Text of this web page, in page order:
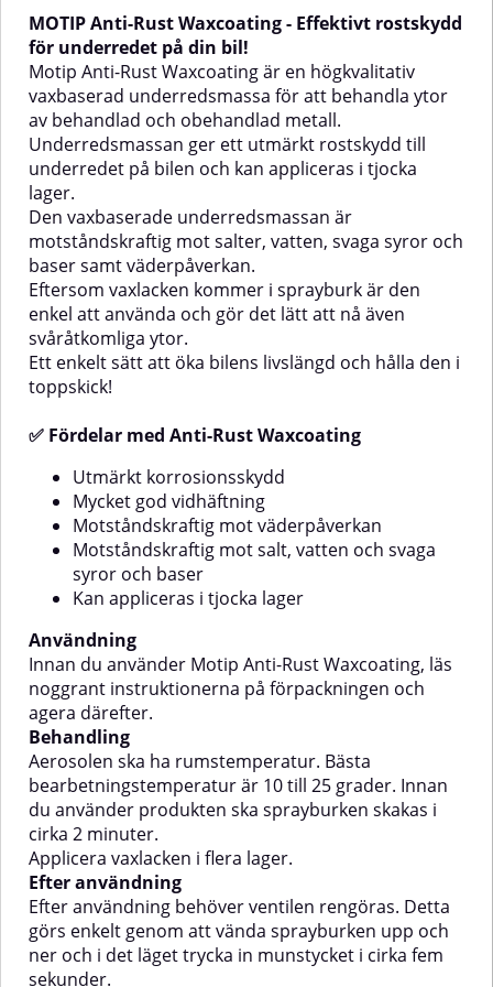
fukt, smuts och vägpåverkan kan
orsaka skador.Sprayformen gör
appliceringen enkel och smidig,
oavsett om det gäller nya eller
äldre fordon. När produkten har
torkat bildar den en flexibel och
slitstark beläggning som inte
spricker eller flagnar under
normala förhållanden.✅
FördelarEffektivt rost- och
korrosionsskyddLjuddämpande
egenskaper för tystare
körningVattentålig – skyddar mot
fukt och smutsFlexibel och
slitstark beläggningEnkel
applicering i praktisk
sprayformAnvändningsområdenBilar
och transportfordonLastbilar och
släpOffroad-fordonMaskiner och
utrustning utsatta för väder och
Undercoating får du en stark,
skyddsbarriär som förlänger
livslängden på fordonets
underrede.
reparation och förebyggande
bara skydd mot stenskott, utan
fungerar även som ett effektivt
rostskydd. Den är dessutom
resistent mot svaga syror och
baser, väderbeständig och
ljudabsorberande – samtidigt
som den behåller sin flexibilitet
överlackeras med alla
lacksystemFörblir flexibel även
vidhäftning på olika
underlagEffektivt
korrosionsskyddMotståndskraftig
mot svaga syror och
skydd av bilens underrede,
mot stenskott, rost och
slitage.AnvändningLäs noga
instruktionerna på
förpackningen.Avlägsna löst lack
och rost, slipa och rengör ytan
burken i minst 2 minuter. Spraya
Kan överlackeras utan
slipning.Rengör ventilen genom
att vända burken upp och ner
temperatur, luftfuktighet och
lackens tjocklek.Med Motip Anti
Gravel Spray får du ett smidigt
och pålitligt stenskottsskydd som
underrede.
MOTIP Anti-Rust Waxcoating - Effektivt rostskydd
för underredet på din bil!
Motip Anti-Rust Waxcoating är en högkvalitativ
vaxbaserad underredsmassa för att behandla ytor
av behandlad och obehandlad metall.
Underredsmassan ger ett utmärkt rostskydd till
underredet på bilen och kan appliceras i tjocka
lager.
Den vaxbaserade underredsmassan är
motståndskraftig mot salter, vatten, svaga syror och
baser samt väderpåverkan.
Eftersom vaxlacken kommer i sprayburk är den
enkel att använda och gör det lätt att nå även
svåråtkomliga ytor.
Ett enkelt sätt att öka bilens livslängd och hålla den i
toppskick!
✅ Fördelar med Anti-RustWaxcoating
Utmärkt korrosionsskydd
Mycket god vidhäftning
Motståndskraftig mot väderpåverkan
Motståndskraftig mot salt, vatten och svaga
syror och baser
Kan appliceras i tjocka lager
Användning
Innan du använder Motip Anti-Rust Waxcoating, läs
noggrant instruktionerna på förpackningen och
agera därefter.
Behandling
Aerosolen ska ha rumstemperatur. Bästa
bearbetningstemperatur är 10 till 25 grader. Innan
du använder produkten ska sprayburken skakas i
cirka 2 minuter.
Applicera vaxlacken i flera lager.
Efter användning
Efter användning behöver ventilen rengöras. Detta
görs enkelt genom att vända sprayburken upp och
ner och i det läget trycka in munstycket i cirka fem
sekunder.